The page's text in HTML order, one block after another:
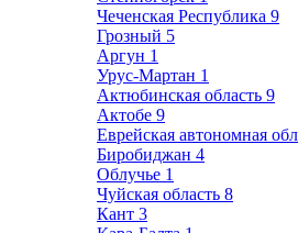
Чеченская Республика 9
Грозный 5
Аргун 1
Урус-Мартан 1
Актюбинская область 9
Актобе 9
Еврейская автономная
Биробиджан 4
Облучье 1
Чуйская область 8
Кант 3